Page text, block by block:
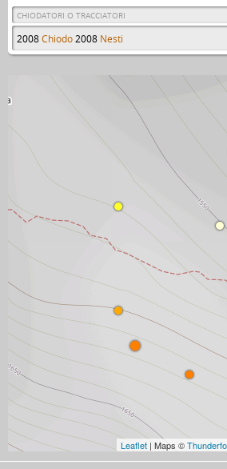
Leaflet | Maps ©
CHIODATORI O TRACCIATORI
2008Chiodo2008 Nesti